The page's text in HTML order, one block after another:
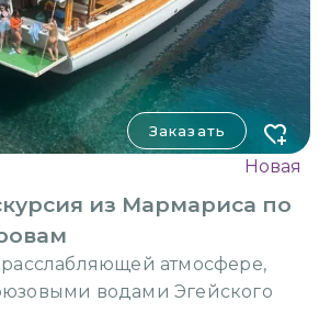
Заказать
Новая
из Мармариса по
атмосфере,
водами Эгейского